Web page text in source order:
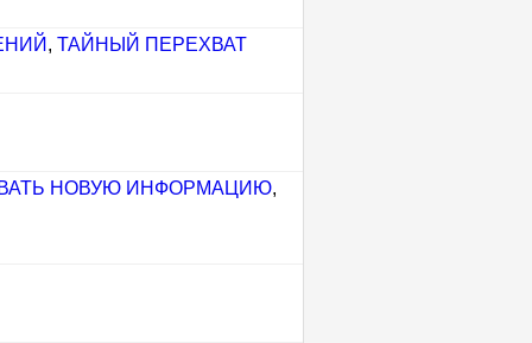
, ТАЙНЫЙ ПЕРЕХВАТ
НОВУЮ ИНФОРМАЦИЮ,